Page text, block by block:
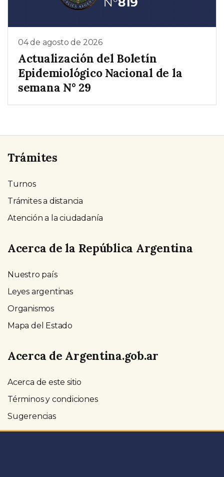
04 de agosto de 2026
Actualización del Boletín
Epidemiológico Nacional de la
semana N° 29
Trámites
Turnos
Trámites a distancia
Atención a la ciudadanía
Acerca de la República Argentina
Nuestro país
Leyes argentinas
Organismos
Mapa del Estado
Acerca de Argentina.gob.ar
Acerca de este sitio
Términos y condiciones
Sugerencias